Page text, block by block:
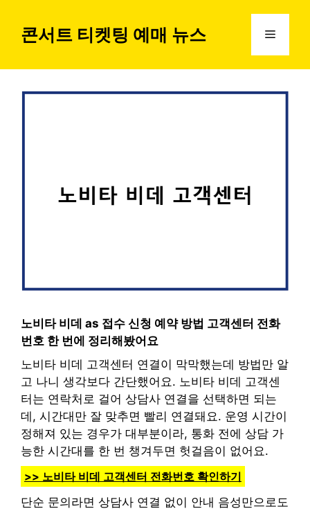
콘서트 티켓팅 예매 뉴스 메
노비타 비데 as 접수 신청 예약 방법 고객센터 전화
번호 한 번에 정리해봤어요
노비타 비데 고객센터 연결이 막막했는데 방법만 알
고 나니 생각보다 간단했어요. 노비타 비데 고객센
터는 연락처로 걸어 상담사 연결을 선택하면 되는
데, 시간대만 잘 맞추면 빨리 연결돼요. 운영 시간이
정해져 있는 경우가 대부분이라, 통화 전에 상담 가
능한 시간대를 한 번 챙겨두면 헛걸음이 없어요.
>> 노비타 비데 고객센터 전화번호 확인하기
단순 문의라면 상담사 연결 없이 안내 음성만으로도